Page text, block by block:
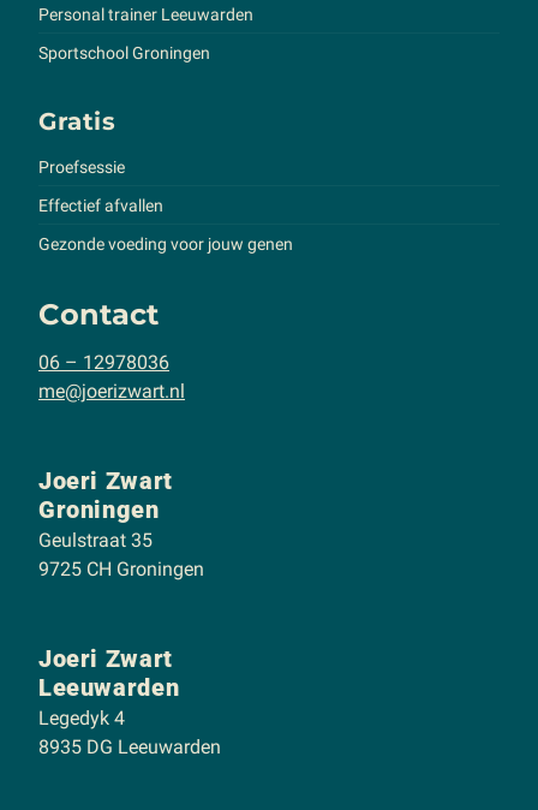
Personal trainer Leeuwarden
Sportschool Groningen
Gratis
Proefsessie
Effectief afvallen
Gezonde voeding voor jouw genen
Contact
06 – 12978036
me@joerizwart.nl
Joeri Zwart
Groningen
Geulstraat 35
9725 CH Groningen
Joeri Zwart
Leeuwarden
Legedyk 4
8935 DG Leeuwarden